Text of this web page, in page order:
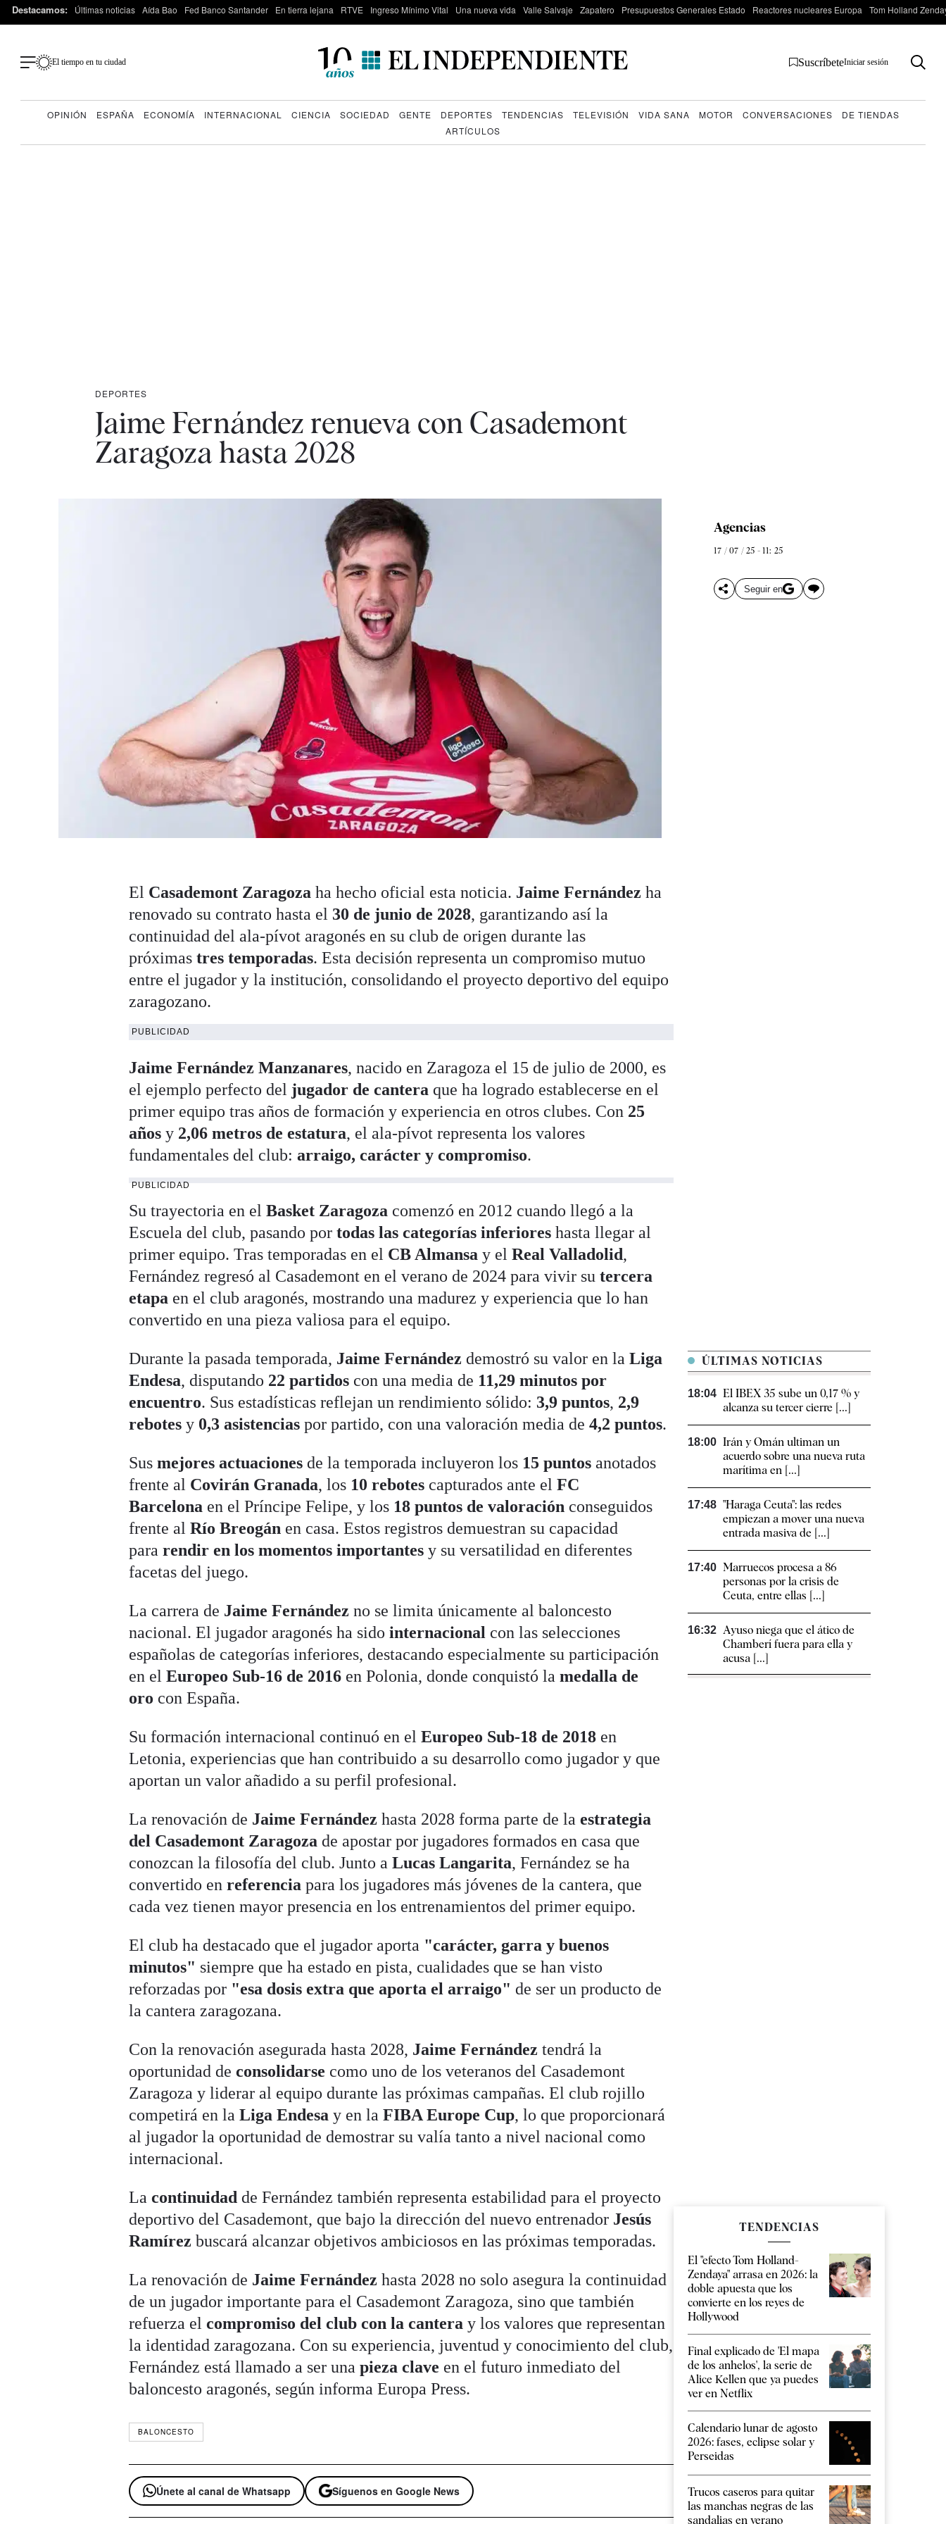
Destacamos: Últimas noticias Aída Bao Fed Banco Santander En tierra lejana RTVE Ingreso Mínimo Vital Una nueva vida Valle Salvaje Zapatero Presupuestos Generales Estado Reactores nucleares Europa Tom Holland
El tiempo en tu ciudad SuscríbeteIniciar sesión
OPINIÓN ESPAÑA ECONOMÍA INTERNACIONAL CIENCIA SOCIEDAD GENTE DEPORTES TENDENCIAS TELEVISIÓN VIDA SANA MOTOR CONVERSACIONES
DE TIENDAS
ARTÍCULOS
DEPORTES
Jaime Fernández renueva con Casademont
Zaragoza hasta 2028
Agencias
17 / 07 / 25 - 11: 25
Seguir en
El Casademont Zaragoza ha hecho oficial esta noticia. Jaime Fernández ha
renovado su contrato hasta el 30 de junio de 2028, garantizando así la
continuidad del ala-pívot aragonés en su club de origen durante las
próximastres temporadas. Esta decisión representa un compromiso mutuo
entre el jugador y la institución, consolidando el proyecto deportivo del equipo
zaragozano.
PUBLICIDAD
Jaime Fernández Manzanares, nacido en Zaragoza el 15 de julio de 2000, es
el ejemplo perfecto del jugador de cantera que ha logrado establecerse en el
primer equipo tras años de formación y experiencia en otros clubes. Con 25
años y 2,06 metros de estatura, el ala-pívot representa los valores
fundamentales del club:arraigo, carácter y compromiso.
PUBLICIDAD
Su trayectoria en elBasket Zaragoza comenzó en 2012 cuando llegó a la
Escuela del club, pasando portodas las categorías inferiores hasta llegar al
primer equipo. Tras temporadas en el CB Almansa y elReal Valladolid,
Fernández regresó al Casademont en el verano de 2024 para vivir sutercera
etapa en el club aragonés, mostrando una madurez y experiencia que lo han
convertido en una pieza valiosa para el equipo.
Durante la pasada temporada, Jaime Fernández demostró su valor en laLiga
Endesa, disputando 22 partidos con una media de 11,29 minutos por
encuentro. Sus estadísticas reflejan un rendimiento sólido: 3,9 puntos, 2,9
rebotes y 0,3 asistencias por partido, con una valoración media de4,2 puntos.
Susmejores actuaciones de la temporada incluyeron los 15 puntos anotados
frente al Covirán Granada, los 10 rebotes capturados ante elFC
Barcelona en el Príncipe Felipe, y los 18 puntos de valoración conseguidos
frente alRío Breogán en casa. Estos registros demuestran su capacidad
pararendir en los momentos importantes y su versatilidad en diferentes
facetas del juego.
La carrera de Jaime Fernández no se limita únicamente al baloncesto
nacional. El jugador aragonés ha sidointernacional con las selecciones
españolas de categorías inferiores, destacando especialmente su participación
en elEuropeo Sub-16 de 2016 en Polonia, donde conquistó lamedalla de
oro con España.
Su formación internacional continuó en elEuropeo Sub-18 de 2018 en
Letonia, experiencias que han contribuido a su desarrollo como jugador y que
aportan un valor añadido a su perfil profesional.
La renovación de Jaime Fernández hasta 2028 forma parte de laestrategia
del Casademont Zaragoza de apostar por jugadores formados en casa que
conozcan la filosofía del club. Junto aLucas Langarita, Fernández se ha
convertido enreferencia para los jugadores más jóvenes de la cantera, que
cada vez tienen mayor presencia en los entrenamientos del primer equipo.
El club ha destacado que el jugador aporta "carácter, garra y buenos
minutos" siempre que ha estado en pista, cualidades que se han visto
reforzadas por "esa dosis extra que aporta el arraigo" de ser un producto de
la cantera zaragozana.
Con la renovación asegurada hasta 2028, Jaime Fernández tendrá la
oportunidad deconsolidarse como uno de los veteranos del Casademont
Zaragoza y liderar al equipo durante las próximas campañas. El club rojillo
competirá en laLiga Endesa y en laFIBA Europe Cup, lo que proporcionará
al jugador la oportunidad de demostrar su valía tanto a nivel nacional como
internacional.
Lacontinuidad de Fernández también representa estabilidad para el proyecto
deportivo del Casademont, que bajo la dirección del nuevo entrenador Jesús
Ramírez buscará alcanzar objetivos ambiciosos en las próximas temporadas.
La renovación de Jaime Fernández hasta 2028 no solo asegura la continuidad
de un jugador importante para el Casademont Zaragoza, sino que también
refuerza elcompromiso del club con la cantera y los valores que representan
la identidad zaragozana. Con su experiencia, juventud y conocimiento del club,
Fernández está llamado a ser unapieza clave en el futuro inmediato del
baloncesto aragonés, según informa Europa Press.
BALONCESTO
Únete al canal de Whatsapp Síguenos en Google News
ÚLTIMAS NOTICIAS
18:04 El IBEX 35 sube un 0,17 % y
alcanza su tercer cierre [...]
18:00 Irán y Omán ultiman un
acuerdo sobre una nueva ruta
marítima en [...]
17:48 "Haraga Ceuta": las redes
empiezan a mover una nueva
entrada masiva de [...]
17:40 Marruecos procesa a 86
personas por la crisis de
Ceuta, entre ellas [...]
16:32 Ayuso niega que el ático de
Chamberí fuera para ella y
acusa [...]
TENDENCIAS
El "efecto Tom Holland-
Zendaya" arrasa en 2026: la
doble apuesta que los
convierte en los reyes de
Hollywood
Final explicado de 'El mapa
de los anhelos', la serie de
Alice Kellen que ya puedes
ver en Netflix
Calendario lunar de agosto
2026: fases, eclipse solar y
Perseidas
Trucos caseros para quitar
las manchas negras de las
sandalias en verano